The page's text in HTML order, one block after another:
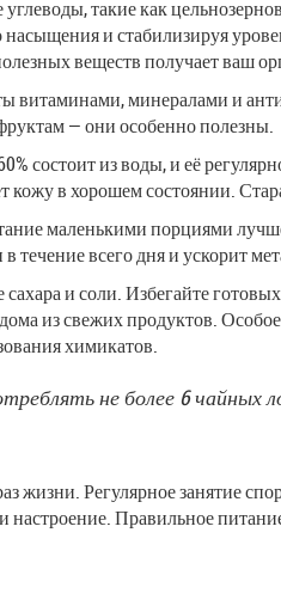
такие как
и стабилизируя
веществ получает ваш
минералами и
— они особенно полезны.
состоит из воды, и её
в хорошем состоянии.
маленькими порциями
течение всего дня и ускорит
и соли. Избегайте
из свежих продуктов.
химикатов.
не более 6 чайных
Регулярное занятие
настроение. Правильное